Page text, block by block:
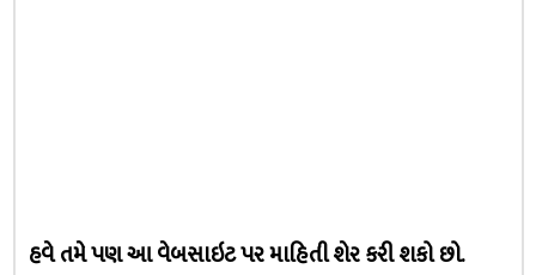
હવે તમે પણ આ વેબસાઇટ પર માહિતી શેર કરી શકો છો.